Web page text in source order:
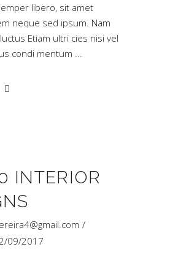
libero, sit amet
neque sed ipsum. Nam
Etiam ultri cies nisi vel
condi mentum
INTERIOR
09/2017